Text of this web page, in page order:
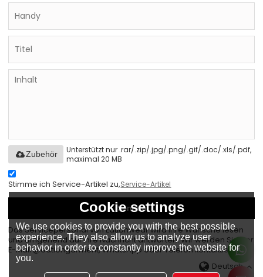
Unterstützt nur .rar/.zip/.jpg/.png/.gif/.doc/.xls/.pdf,
maximal 20 MB
Zubehör
Stimme ich Service-Artikel zu,Service-Artikel
Senden
Das Servicepersonal von Eationwear wird Ihre Wünsche lesen
und umgehend auf Ihre Nachricht antworten. Wir werden Sie per
E-Mail @eationgarment, WhatsApp oder Telefon kontaktieren.
Deutsch
Cookie settings
We use cookies to provide you with the best possible
experience. They also allow us to analyze user
behavior in order to constantly improve the website for
you.